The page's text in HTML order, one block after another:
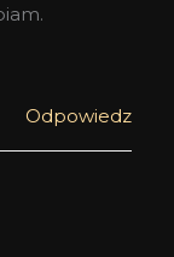
Odpowiedz